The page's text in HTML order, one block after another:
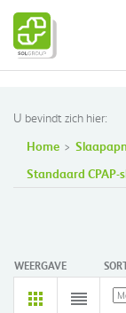
U bevindt zich hier:
Home
Standaard CPAP-
WEERGAVE